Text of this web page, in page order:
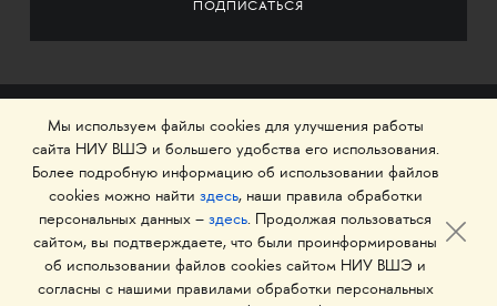
© 1993–2026 Национальный исследовательский
Мы используем файлы cookies для улучшения работы
сайта НИУ ВШЭ и большего удобства его использования.
Более подробную информацию об использовании файлов
cookies можно найти здесь, наши правила обработки
персональных данных – здесь. Продолжая пользоваться
сайтом, вы подтверждаете, что были проинформированы
об использовании файлов cookies сайтом НИУ ВШЭ и
согласны с нашими правилами обработки персональных